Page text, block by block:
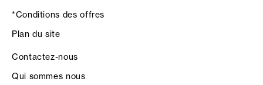
*Conditions des offres
Plan du site
Contactez-nous
Qui sommes nous